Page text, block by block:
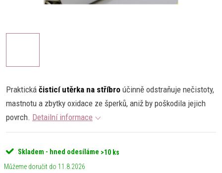
Praktická čisticí utěrka na stříbro účinně odstraňuje nečistoty,
mastnotu a zbytky oxidace ze šperků, aniž by poškodila jejich
povrch. Detailní informace
Skladem - hned odesíláme >10 ks
11.8.2026